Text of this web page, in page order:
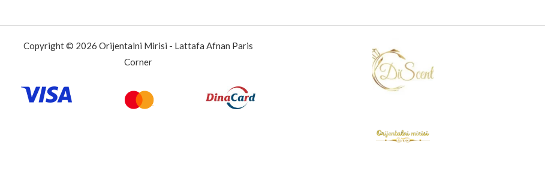
Copyright © 2026 Orijentalni Mirisi - Lattafa Afnan Paris
Corner